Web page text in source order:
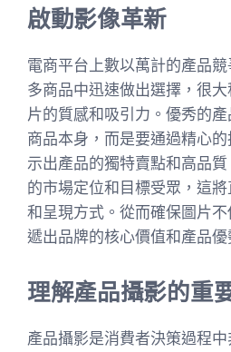
啟動影像革新
電商平台上數以萬計的產品
多商品中迅速做出選擇，很
片的質感和吸引力。優秀的
商品本身，而是要通過精心
示出產品的獨特賣點和高品
的市場定位和目標受眾，這
和呈現方式。從而確保圖片
遞出品牌的核心價值和產品優
理解產品攝影的重
產品攝影是消費者決策過程